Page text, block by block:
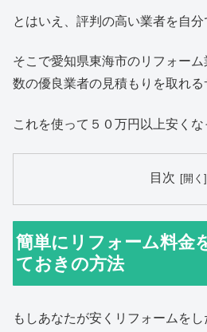
とはいえ、評判の高い業者を自分
そこで愛知県東海市のリフォー
数の優良業者の見積もりを取れる
これを使って５０万円以上安くな
目次
簡単にリフォーム料金
ておきの方法
もしあなたが安くリフォームをし